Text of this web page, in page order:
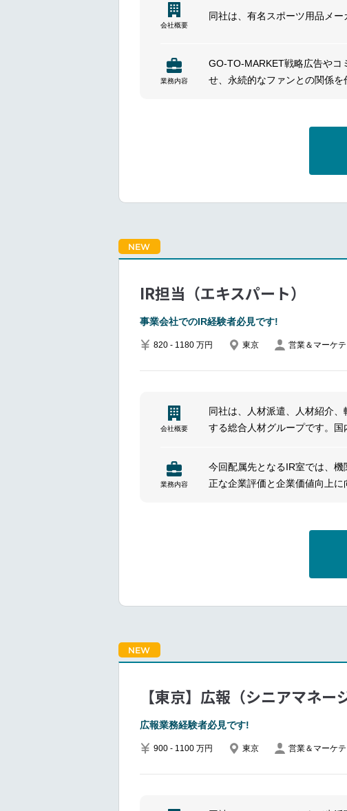
会社概要
同社は、有名スポーツ用品メー
業務内容
GO-TO-MARKET戦略広告やコ
せ、永続的なファンとの関係
ブランド理解ブランドの価値
本的なデスクリサーチを実施
をする
競合他社／ビジネス外観競合他
NEW
IR担当（エキスパート）
事業会社でのIR経験者必見です!
820 - 1180 万円 東京 営業＆マーケ
会社概要
同社は、人材派遣、人材紹介
する総合人材グループです。国
人材活用を支える業界大手の一
業務内容
今回配属先となるIR室では、
正な企業評価と企業価値向上に
決算説明資料、その他適時開
決算説明会、その他投資家説
NEW
【東京】広報（シニアマネー
広報業務経験者必見です!
900 - 1100 万円 東京 営業＆マーケ